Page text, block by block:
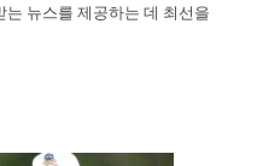
뉴스를 제공하는 데 최선을